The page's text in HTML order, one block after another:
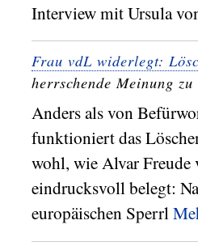
Interview mit Ursula
Frau vdL widerlegt:
herrschende Meinung zu
Anders als von
funktioniert das
wohl, wie Alvar
eindrucksvoll belegt:
europäischen Sperrl